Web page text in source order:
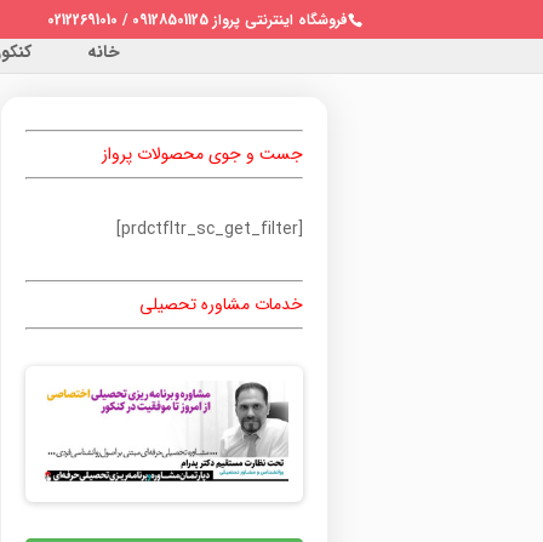
فروشگاه اینترنتی پرواز 09128501125 / 02122691010
خانه
جست و جوی محصولات پرواز
[prdctfltr_sc_get_filter]
خدمات مشاوره تحصیلی